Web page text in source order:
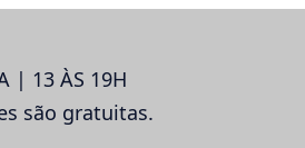
| 13 ÀS 19H
são gratuitas.